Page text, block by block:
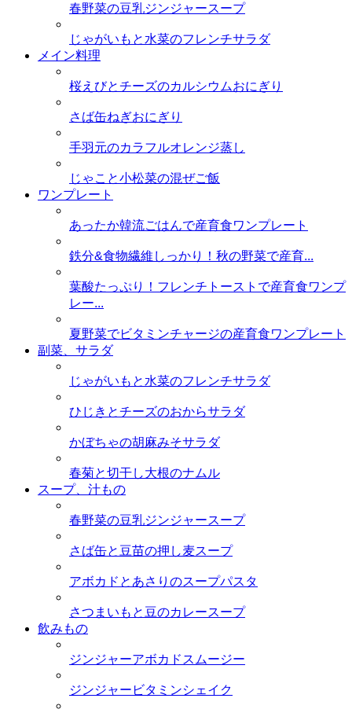
春野菜の豆乳ジンジャースープ
じゃがいもと水菜のフレンチサラダ
メイン料理
桜えびとチーズのカルシウムおにぎり
さば缶ねぎおにぎり
手羽元のカラフルオレンジ蒸し
じゃこと小松菜の混ぜご飯
ワンプレート
あったか韓流ごはんで産育食ワンプレート
鉄分&食物繊維しっかり！秋の野菜で産育...
葉酸たっぷり！フレンチトーストで産育食ワンプ
レー...
夏野菜でビタミンチャージの産育食ワンプレート
副菜、サラダ
じゃがいもと水菜のフレンチサラダ
ひじきとチーズのおからサラダ
かぼちゃの胡麻みそサラダ
春菊と切干し大根のナムル
スープ、汁もの
春野菜の豆乳ジンジャースープ
さば缶と豆苗の押し麦スープ
アボカドとあさりのスープパスタ
さつまいもと豆のカレースープ
飲みもの
ジンジャーアボカドスムージー
ジンジャービタミンシェイク